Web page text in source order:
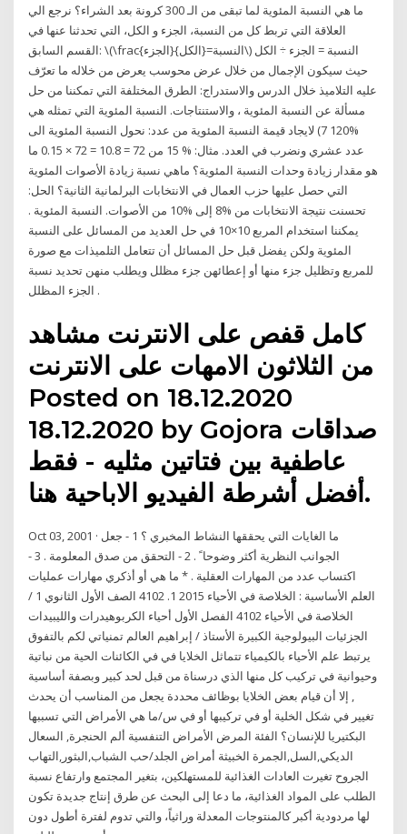
ما هي النسبة المئوية لما تبقى من الـ 300 كرونة بعد الشراء؟ نرجع الي
العلاقة التي تربط كل من النسبة، الجزء و الكل، التي تحدثنا عنها في
القسم السابق: \(\frac{الجزء}{الكل}=النسبة\) النسبة = الجزء ÷ الكل
حيث سيكون الإجمال من خلال عرض محوسب يعرض من خلاله ما تعرّف
عليه التلاميذ خلال الدرس والاستدراج: الطرق المختلفة التي تمكننا من حل
مسألة عن النسبة المئوية ، والاستنتاجات. النسبة المئوية التي تمثله هي
%120 7) لايجاد قيمة النسبة المئوية من عدد: نحول النسبة المئوية الى
عدد عشري ونضرب في العدد. مثال: % 15 من 72 = 10.8 = 72 × 0.15 ما
هو مقدار زيادة وحدات النسبة المئوية؟ ماهي نسبة زيادة الأصوات المئوية
التي حصل عليها حزب العمال في الانتخابات البرلمانية الثانية؟ الحل:
تحسنت نتيجة الانتخابات من %8 إلى %10 من الأصوات. النسبة المئوية .
يمكننا استخدام المربع 10×10 في حل العديد من المسائل على النسبة
المئوية ولكن يفضل قبل حل المسائل أن تتعامل التلميذات مع صورة
للمربع وتظليل جزء منها أو إعطائهن جزء مظلل ويطلب منهن تحديد نسبة
الجزء المظلل .
كامل قفص على الانترنت مشاهد
من الثلاثون الامهات على الانترنت
Posted on 18.12.2020
18.12.2020 by Gojora صداقات
عاطفية بين فتاتين مثليه - فقط
أفضل أشرطة الفيديو الاباحية هنا.
Oct 03, 2001 · ما الغايات التي يحققها النشاط المخبري ؟ 1 - جعل
الجوانب النظرية أكثر وضوحا ً . 2 - التحقق من صدق المعلومة . 3 -
اكتساب عدد من المهارات العقلية . * ما هي أو أذكري مهارات عمليات
العلم الأساسية : الخلاصة في الأحياء 2015 1. 4102 الصف الأول الثانوي 1 /
الخلاصة في الأحياء 4102 الفصل الأول أحياء الكربوهيدرات والليبيدات
الجزئيات البيولوجية الكبيرة الأستاذ / إبراهيم العالم تمنياتي لكم بالتفوق
يرتبط علم الأحياء بالكيمياء تتماثل الخلايا في في الكائنات الحية من نباتية
وحيوانية في تركيب كل منها الذي درسناة من قبل لحد كبير وبصفة أساسية
, إلا أن قيام بعض الخلايا بوظائف محددة يجعل من المناسب أن يحدث
تغيير في شكل الخلية أو في تركيبها أو في س/ما هي الأمراض التي تسببها
البكتيريا للإنسان؟ الفئة المرض الأمراض التنفسية ألم الحنجرة, السعال
الديكي,السل,الجمرة الخبيثة أمراض الجلد/حب الشباب,البثور,التهاب
الجروح تغيرت العادات الغذائية للمستهلكين، بتغير المجتمع وارتفاع نسبة
الطلب على المواد الغذائية، ما دعا إلى البحث عن طرق إنتاج جديدة تكون
لها مردودية أكبر كالمنتوجات المعدلة وراثياً، والتي تدوم لفترة أطول دون